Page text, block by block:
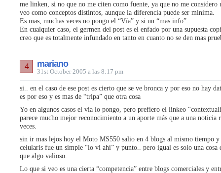
me linken, si no que no me citen como fuente, ya que no me considero
veo como conceptos distintos, aunque la diferencia puede ser minima.
Es mas, muchas veces no pongo el “Vía” y si un “mas info”.
En cualquier caso, el germen del post es el enfado por una supuesta
creo que es totalmente infundado en tanto en cuanto no se den mas
mariano
31st October 2005 a las 8:17 pm
4
si.. en el caso de ese post es cierto que se ve bronca y por eso no hay
es por eso y es mas de “tripa” que otra cosa
Yo en algunos casos el via lo pongo, pero prefiero el linkeo
parece mucho mejor reconocimiento a un aporte más que a una noticia
veces.
sin ir mas lejos hoy el Moto MS550 salio en 4 blogs al mismo tiempo y
celularis fue un simple “lo vi ahi” y punto.. pero igual es solo una cosa
que algo valioso.
Lo que si veo es una cierta “competencia” entre blogs comerciales y